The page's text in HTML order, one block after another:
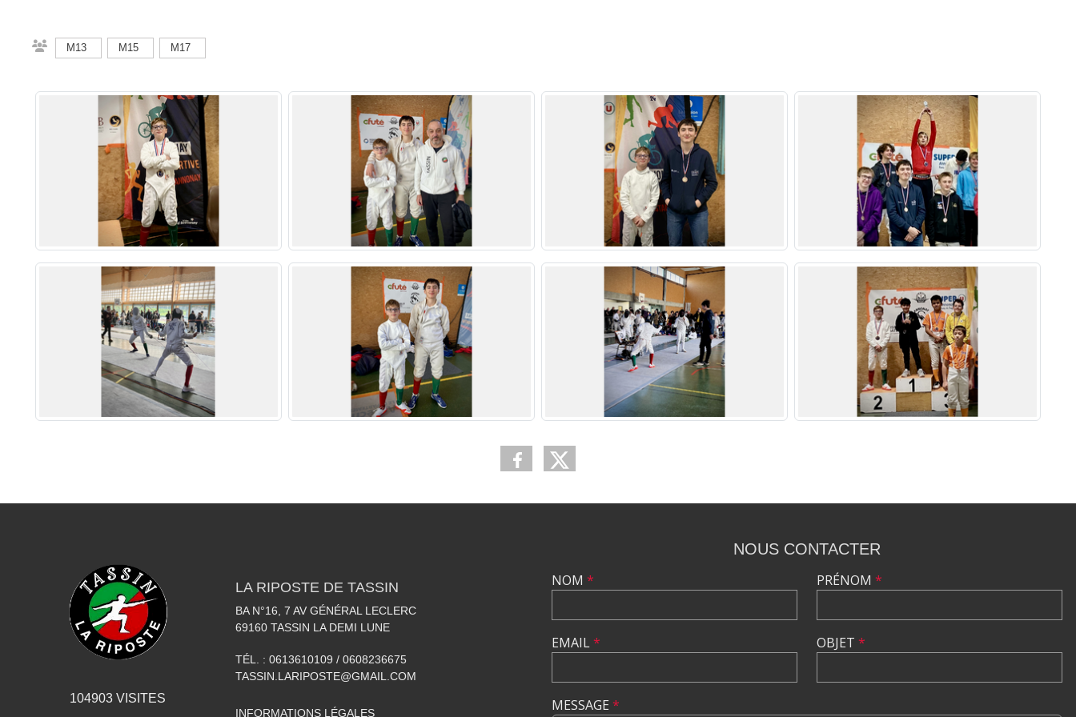
M13 M15 M17
104903 VISITES
LA RIPOSTE DE TASSIN
BA N°16, 7 AV GÉNÉRAL LECLERC
69160 TASSIN LA DEMI LUNE
TÉL. : 0613610109 / 0608236675
TASSIN.LARIPOSTE@GMAIL.COM
INFORMATIONS LÉGALES
NOUS CONTACTER
NOM *
EMAIL*
PRÉNOM *
OBJET *
MESSAGE *